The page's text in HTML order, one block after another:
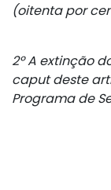
(oitenta por
2º A extinção
caput deste
Programa de